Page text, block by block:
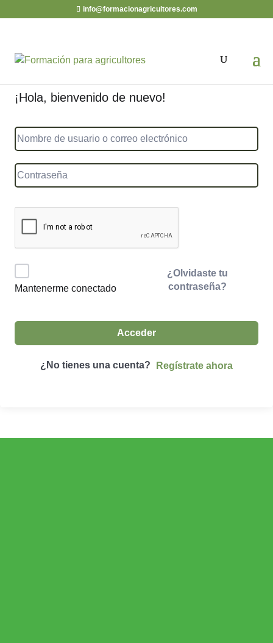
info@formacionagricultores.com
¡Hola, bienvenido de nuevo!
Mantenerme conectado
¿Olvidaste tu
contraseña?
Acceder
¿No tienes una cuenta? Regístrate ahora